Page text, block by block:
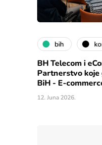
bih
BH Telecom i
Partnerstvo
BiH - E-
12. Juna 2026.